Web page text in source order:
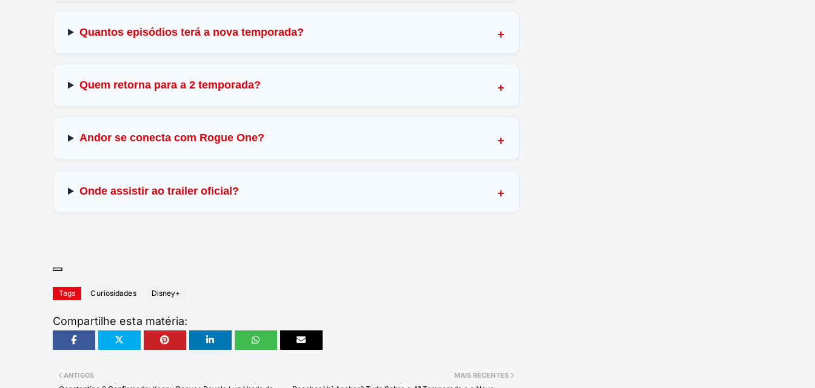
Quantos episódios terá a nova temporada?
Quem retorna para a 2 temporada?
Andor se conecta com Rogue One?
Onde assistir ao trailer oficial?
Tags Curiosidades Disney+
Compartilhe esta matéria:
MAIS RECENTES
ANTIGOS